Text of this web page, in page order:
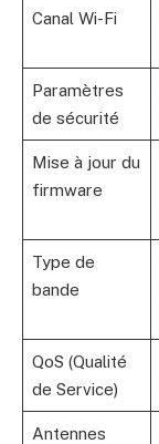
Canal Wi-Fi
Paramètres
de sécurité
Mise à jour du
firmware
Type de
bande
QoS (Qualité
de Service)
Antennes